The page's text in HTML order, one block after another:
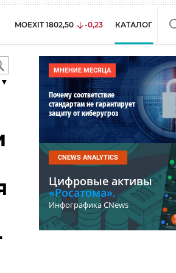
MOEXIT 1802,50 -0,23 КАТАЛОГ
МНЕНИЕ МЕСЯЦА
Почему соответствие
стандартам не гарантирует
защиту от киберугроз
CNEWS ANALYTICS
Цифровые активы
«Росатома».
Инфографика CNews